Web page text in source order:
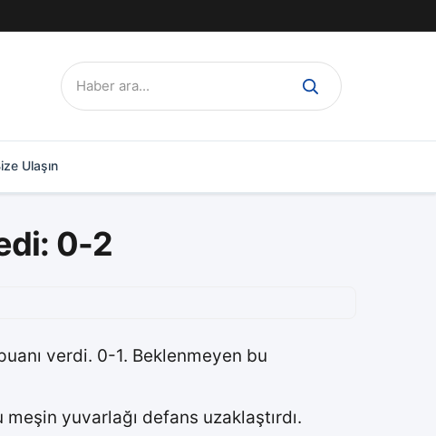
Ara:
Ulaşın
0-2
verdi. 0-1. Beklenmeyen bu
yuvarlağı defans uzaklaştırdı.